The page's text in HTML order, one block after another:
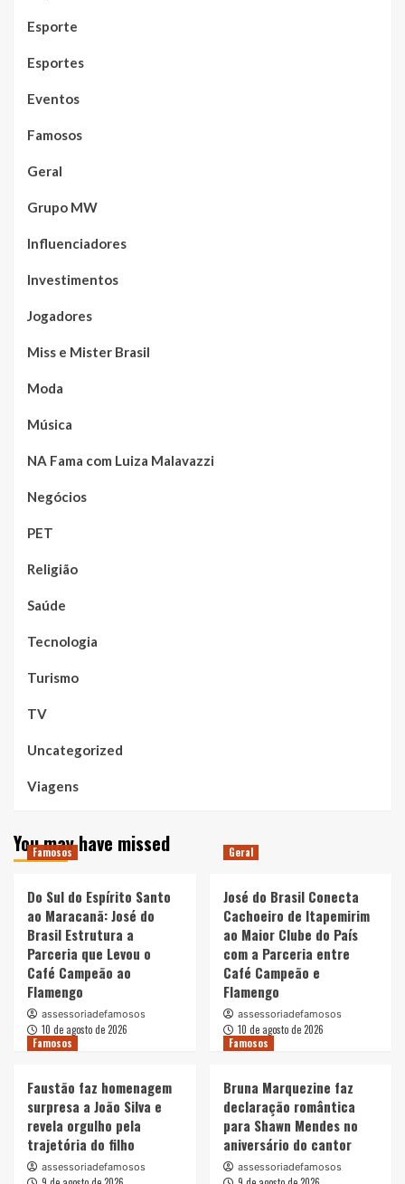
Esporte
Esportes
Eventos
Famosos
Geral
Grupo MW
Influenciadores
Investimentos
Jogadores
Miss e Mister Brasil
Moda
Música
NA Fama com Luiza Malavazzi
Negócios
PET
Religião
Saúde
Tecnologia
Turismo
TV
Uncategorized
Viagens
You may have missed
Famosos
Do Sul do Espírito Santo
ao Maracanã: José do
Brasil Estrutura a
Parceria que Levou o
Café Campeão ao
Flamengo
assessoriadefamosos
10 de agosto de 2026
Geral
José do Brasil Conecta
Cachoeiro de Itapemirim
ao Maior Clube do País
com a Parceria entre
Café Campeão e
Flamengo
assessoriadefamosos
10 de agosto de 2026
Famosos
Faustão faz homenagem
surpresa a João Silva e
revela orgulho pela
trajetória do filho
assessoriadefamosos
Famosos
Bruna Marquezine faz
declaração romântica
para Shawn Mendes no
aniversário do cantor
assessoriadefamosos